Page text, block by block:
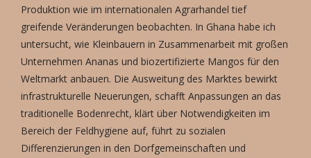
Produktion wie im internationalen Agrarhandel tief
greifende Veränderungen beobachten. In Ghana habe ich
untersucht, wie Kleinbauern in Zusammenarbeit mit großen
Unternehmen Ananas und biozertifizierte Mangos für den
Weltmarkt anbauen. Die Ausweitung des Marktes bewirkt
infrastrukturelle Neuerungen, schafft Anpassungen an das
traditionelle Bodenrecht, klärt über Notwendigkeiten im
Bereich der Feldhygiene auf, führt zu sozialen
Differenzierungen in den Dorfgemeinschaften und